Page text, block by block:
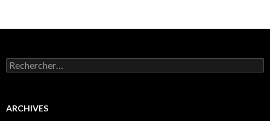
Rechercher :
ARCHIVES